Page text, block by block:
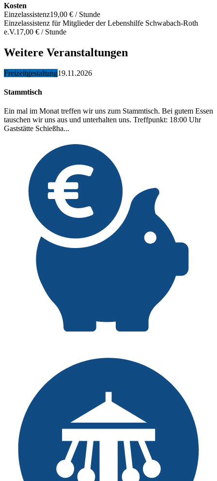
Kosten
Einzelassistenz19,00 € / Stunde
Einzelassistenz für Mitglieder der Lebenshilfe Schwabach-Roth
e.V.17,00 € / Stunde
Weitere Veranstaltungen
Freizeitgestaltung19.11.2026
Stammtisch
Ein mal im Monat treffen wir uns zum Stammtisch. Bei gutem Essen
tauschen wir uns aus und unterhalten uns. Treffpunkt: 18:00 Uhr
Gaststätte Schießha...